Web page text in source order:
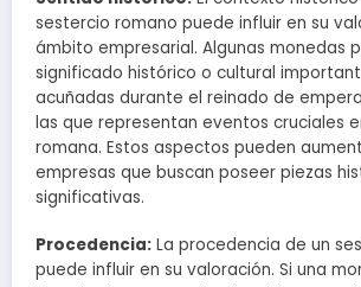
sestercio romano puede influir en su
ámbito empresarial. Algunas monedas
significado histórico o cultural
acuñadas durante el reinado de
las que representan eventos cruciales
romana. Estos aspectos pueden
empresas que buscan poseer piezas
significativas.
Procedencia: La procedencia de un
puede influir en su valoración. Si una